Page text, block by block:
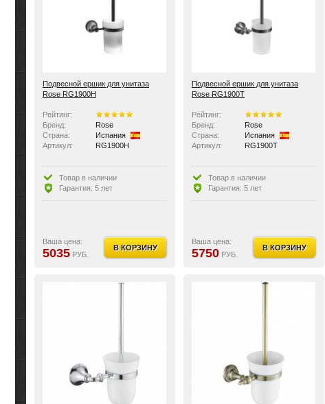
Подвесной ершик для унитаза
Rose RG1900H
Рейтинг:
Бренд:
Rose
Страна:
Испания
Артикул:
RG1900H
Товар в наличии
Гарантия: 5 лет
Ваша цена:
5035 РУБ.
В КОРЗИНУ
Подвесной ершик для унитаза
Rose RG1900T
Рейтинг:
Бренд:
Rose
Страна:
Испания
Артикул:
RG1900T
Товар в наличии
Гарантия: 5 лет
Ваша цена:
5750 РУБ.
В КОРЗИНУ